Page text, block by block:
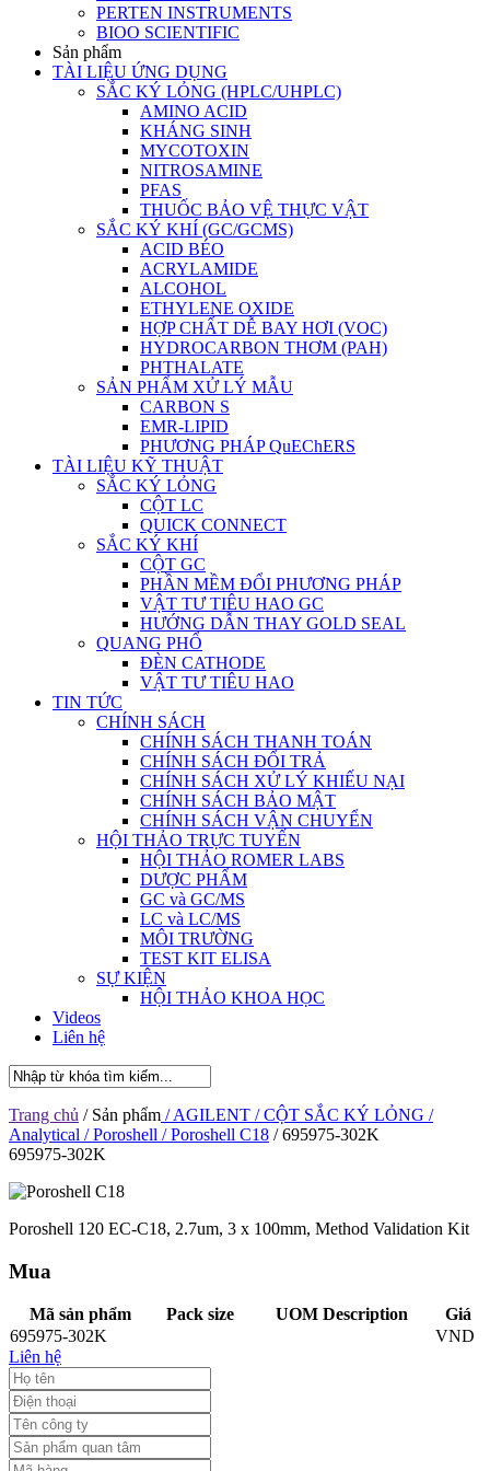
PERTEN INSTRUMENTS
BIOO SCIENTIFIC
Sản phẩm
TÀI LIỆU ỨNG DỤNG
SẮC KÝ LỎNG (HPLC/UHPLC)
AMINO ACID
KHÁNG SINH
MYCOTOXIN
NITROSAMINE
PFAS
THUỐC BẢO VỆ THỰC VẬT
SẮC KÝ KHÍ (GC/GCMS)
ACID BÉO
ACRYLAMIDE
ALCOHOL
ETHYLENE OXIDE
HỢP CHẤT DỄ BAY HƠI (VOC)
HYDROCARBON THƠM (PAH)
PHTHALATE
SẢN PHẨM XỬ LÝ MẪU
CARBON S
EMR-LIPID
PHƯƠNG PHÁP QuEChERS
TÀI LIỆU KỸ THUẬT
SẮC KÝ LỎNG
CỘT LC
QUICK CONNECT
SẮC KÝ KHÍ
CỘT GC
PHẦN MỀM ĐỔI PHƯƠNG PHÁP
VẬT TƯ TIÊU HAO GC
HƯỚNG DẪN THAY GOLD SEAL
QUANG PHỔ
ĐÈN CATHODE
VẬT TƯ TIÊU HAO
TIN TỨC
CHÍNH SÁCH
CHÍNH SÁCH THANH TOÁN
CHÍNH SÁCH ĐỔI TRẢ
CHÍNH SÁCH XỬ LÝ KHIẾU NẠI
CHÍNH SÁCH BẢO MẬT
CHÍNH SÁCH VẬN CHUYỂN
HỘI THẢO TRỰC TUYẾN
HỘI THẢO ROMER LABS
DƯỢC PHẨM
GC và GC/MS
LC và LC/MS
MÔI TRƯỜNG
TEST KIT ELISA
SỰ KIỆN
HỘI THẢO KHOA HỌC
Videos
Liên hệ
Trang chủ / Sản phẩm / AGILENT / CỘT SẮC KÝ LỎNG /
Analytical / Poroshell / Poroshell C18 / 695975-302K
695975-302K
Poroshell 120 EC-C18, 2.7um, 3 x 100mm, Method Validation Kit
Mua
Mã sản phẩm Pack size UOM Description
Giá
695975-302K
VND
Liên hệ